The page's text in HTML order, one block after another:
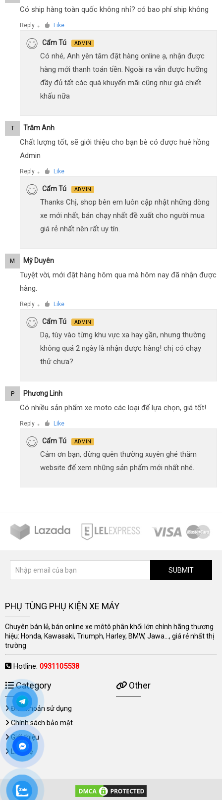
Có ship hàng toàn quốc không nhỉ? có bao phí ship không
Reply ● Like
Cẩm Tú ADMIN
Có nhé, Anh yên tâm đặt hàng online ạ, nhận được
hàng mới thanh toán tiền. Ngoài ra vẫn được hưỡng
đầy đủ tất các quà khuyến mãi cũng như giá chiết
khấu nữa
T Trâm Anh
Chất lượng tốt, sẽ giới thiệu cho bạn bè có được huê hồng
Admin
Reply ● Like
Cẩm Tú ADMIN
Thanks Chị, shop bên em luôn cập nhật những dòng
xe mới nhất, bán chạy nhất đề xuất cho người mua
giá rẻ nhất nên rất uy tín.
M Mỹ Duyên
Tuyệt vời, mới đặt hàng hôm qua mà hôm nay đã nhận được
hàng.
Reply ● Like
Cẩm Tú ADMIN
Dạ, tùy vào từng khu vực xa hay gần, nhưng thường
không quá 2 ngày là nhận được hàng! chị có chạy
thử chưa?
P Phương Linh
Có nhiều sản phẩm xe moto các loại để lựa chọn, giá tốt!
Reply ● Like
Cẩm Tú ADMIN
Cảm ơn bạn, đừng quên thường xuyên ghé thăm
website để xem những sản phẩm mới nhất nhé.
SUBMIT
PHỤ TÙNG PHỤ KIỆN XE MÁY
Chuyên bán lẻ, bán online xe môtô phân khối lớn chính hãng thương
hiệu: Honda, Kawasaki, Triumph, Harley, BMW, Jawa..., giá rẻ nhất thị
trường
Hotline: 0931105538
Category
Điều khoản sử dụng
Chính sách bảo mật
Giới thiệu
Liên hệ
Other